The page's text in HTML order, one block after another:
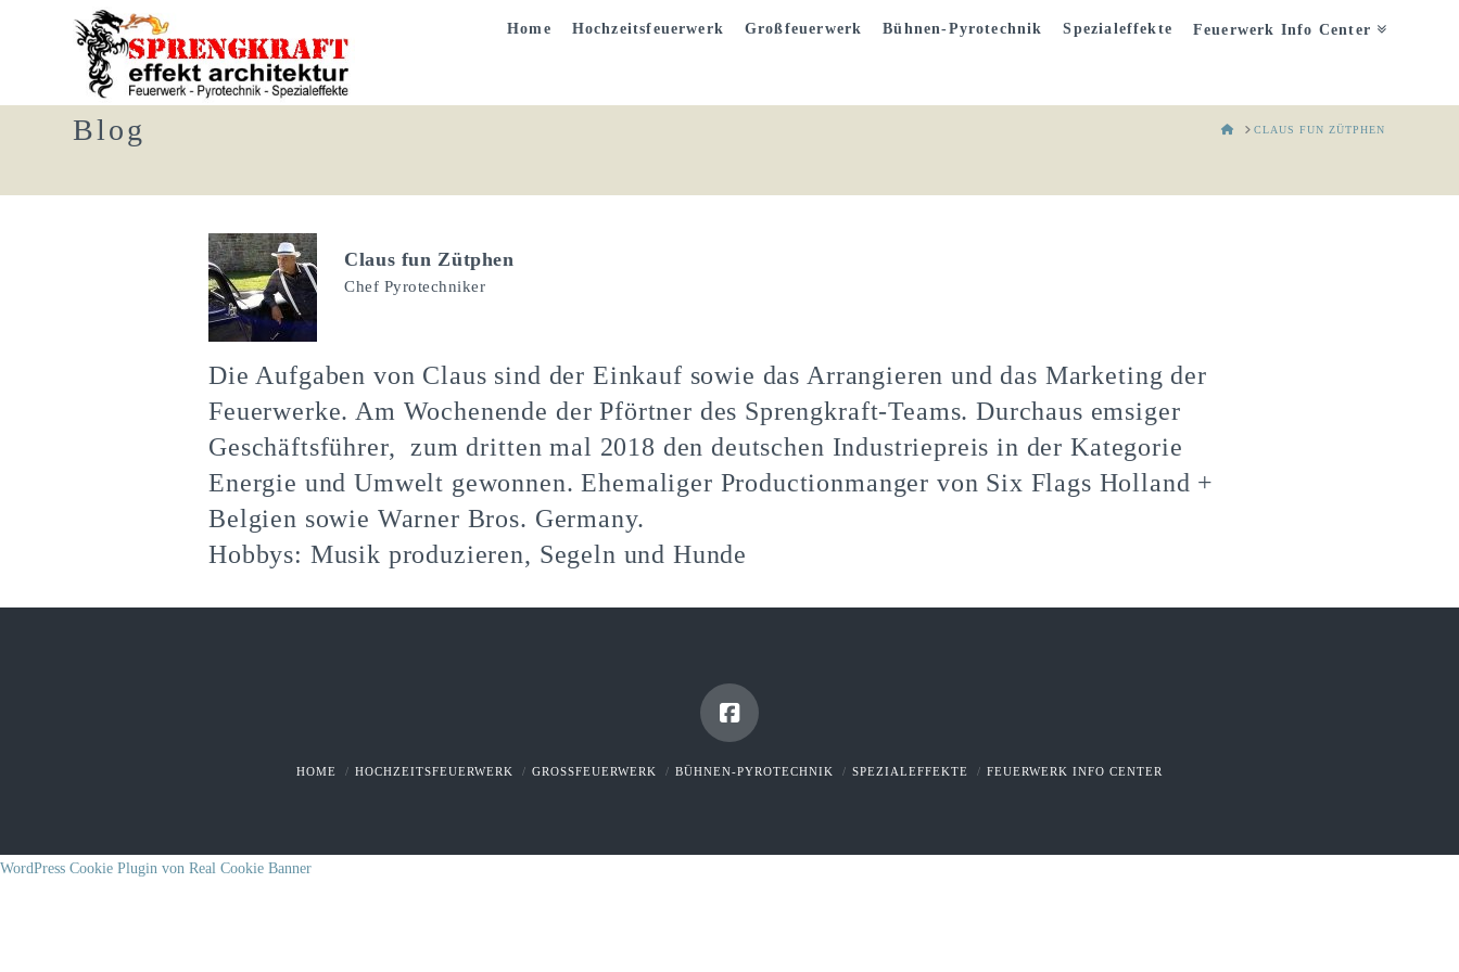
Home Hochzeitsfeuerwerk Großfeuerwerk Bühnen-Pyrotechnik Spezialeffekte Feuerwerk Info Center
Blog HOMECLAUS FUN ZÜTPHEN
Claus fun Zütphen
Chef Pyrotechniker
Die Aufgaben von Claus sind der Einkauf sowie das Arrangieren und das Marketing der
Feuerwerke. Am Wochenende der Pförtner des Sprengkraft-Teams. Durchaus emsiger
Geschäftsführer, zum dritten mal 2018 den deutschen Industriepreis in der Kategorie
Energie und Umwelt gewonnen. Ehemaliger Productionmanger von Six Flags Holland +
Belgien sowie Warner Bros. Germany.
Hobbys: Musik produzieren, Segeln und Hunde
HOME HOCHZEITSFEUERWERK GROSSFEUERWERK BÜHNEN-PYROTECHNIK SPEZIALEFFEKTE FEUERWERK INFO CENTER
WordPress Cookie Plugin von Real Cookie Banner